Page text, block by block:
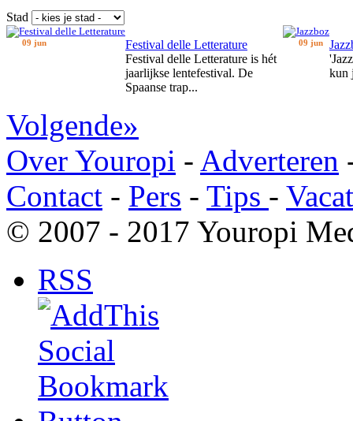
Stad
09 jun
Festival delle Letterature
Festival delle Letterature is hét
jaarlijkse lentefestival. De
Spaanse trap...
09 jun
kun
Volgende»
Over Youropi - Adverteren
Contact - Pers - Tips -
© 2007 - 2017 Youropi
RSS